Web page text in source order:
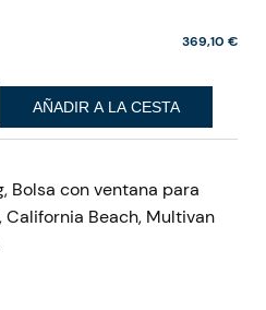
369,10 €
AÑADIR A LA CESTA
Bolsa con ventana para
Beach, Multivan